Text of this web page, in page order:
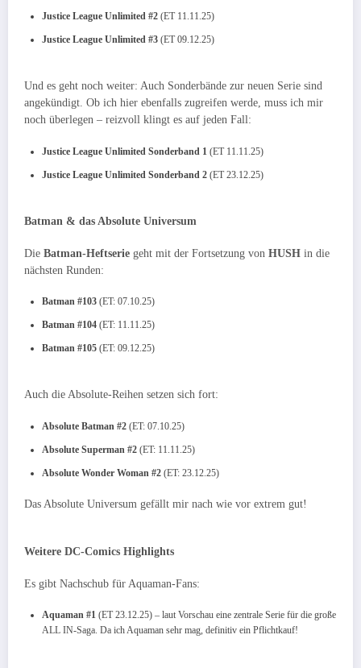
Justice League Unlimited #2 (ET 11.11.25)
Justice League Unlimited #3 (ET 09.12.25)
Und es geht noch weiter: Auch Sonderbände zur neuen Serie sind
angekündigt. Ob ich hier ebenfalls zugreifen werde, muss ich mir
noch überlegen – reizvoll klingt es auf jeden Fall:
Justice League Unlimited Sonderband 1 (ET 11.11.25)
Justice League Unlimited Sonderband 2 (ET 23.12.25)
Batman & das Absolute Universum
Die Batman-Heftserie geht mit der Fortsetzung von HUSH in die
nächsten Runden:
Batman #103 (ET: 07.10.25)
Batman #104 (ET: 11.11.25)
Batman #105 (ET: 09.12.25)
Auch die Absolute-Reihen setzen sich fort:
Absolute Batman #2 (ET: 07.10.25)
Absolute Superman #2 (ET: 11.11.25)
Absolute Wonder Woman #2 (ET: 23.12.25)
Das Absolute Universum gefällt mir nach wie vor extrem gut!
Weitere DC-Comics Highlights
Es gibt Nachschub für Aquaman-Fans:
Aquaman #1 (ET 23.12.25) – laut Vorschau eine zentrale Serie für die große
ALL IN-Saga. Da ich Aquaman sehr mag, definitiv ein Pflichtkauf!